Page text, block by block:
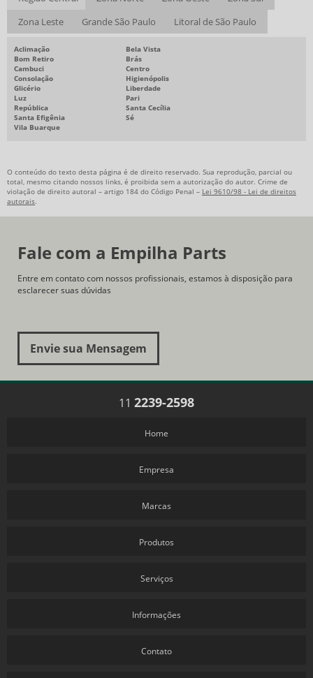
Zona Leste
Grande São Paulo Litoral de São Paulo
Aclimação
Bela Vista
Bom Retiro
Brás
Cambuci
Centro
Consolação
Higienópolis
Glicério
Liberdade
Luz
Pari
República
Santa Cecília
Santa Efigênia
Sé
Vila Buarque
O conteúdo do texto desta página é de direito reservado. Sua reprodução, parcial ou
total, mesmo citando nossos links, é proibida sem a autorização do autor. Crime de
violação de direito autoral – artigo 184 do Código Penal – Lei 9610/98 - Lei de direitos
autorais.
Fale com a Empilha Parts
Entre em contato com nossos profissionais, estamos à disposição para
esclarecer suas dúvidas
Envie sua Mensagem
11 2239-2598
Home
Empresa
Marcas
Produtos
Serviços
Informações
Contato